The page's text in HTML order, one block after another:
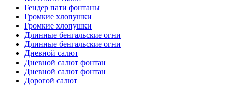
Гендер пати фонтаны
Громкие хлопушки
Громкие хлопушки
Длинные бенгальские огни
Длинные бенгальские огни
Дневной салют
Дневной салют фонтан
Дневной салют фонтан
Дорогой салют